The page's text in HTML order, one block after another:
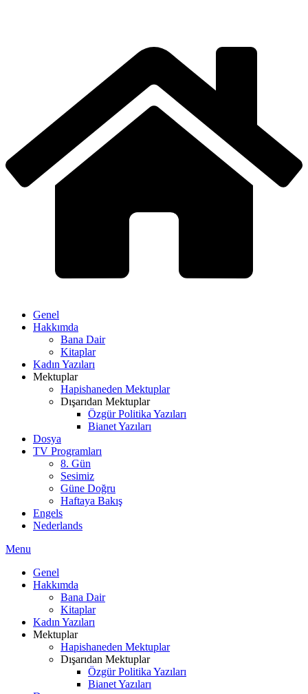
Genel
Hakkımda
Bana Dair
Kitaplar
Kadın Yazıları
Mektuplar
Hapishaneden Mektuplar
Dışarıdan Mektuplar
Özgür Politika Yazıları
Bianet Yazıları
Dosya
TV Programları
8. Gün
Sesimiz
Güne Doğru
Haftaya Bakış
Engels
Nederlands
Menu
Genel
Hakkımda
Bana Dair
Kitaplar
Kadın Yazıları
Mektuplar
Hapishaneden Mektuplar
Dışarıdan Mektuplar
Özgür Politika Yazıları
Bianet Yazıları